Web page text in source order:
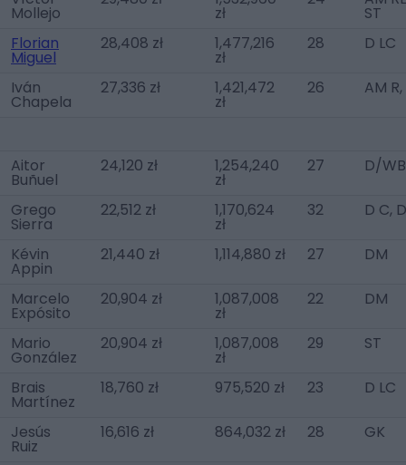
Mollejo zł
ST
Florian
Miguel
28,408 zł 1,477,216
zł
28 D LC
Iván
Chapela
27,336 zł 1,421,472
zł
26 AM
Aitor
Buñuel
24,120 zł 1,254,240
zł
27 D/
Grego
Sierra
22,512 zł 1,170,624
zł
32 D C,
Kévin
Appin
21,440 zł 1,114,880 zł 27 DM
Marcelo
Expósito
20,904 zł 1,087,008
zł
22 DM
Mario
González
20,904 zł 1,087,008
zł
29 ST
Brais
Martínez
18,760 zł 975,520 zł 23 D LC
Jesús
Ruiz
16,616 zł 864,032 zł 28 GK